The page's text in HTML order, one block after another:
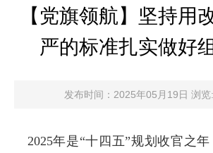
【党旗领航】坚持用
严的标准扎实做好
发布时间：2025年05月19日 浏
2025年是“十四五”规划收官之